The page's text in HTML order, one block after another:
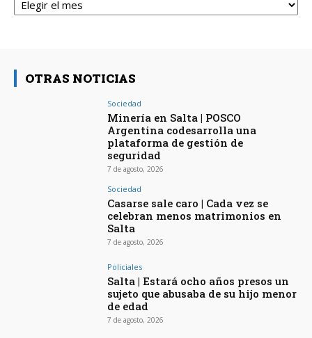
OTRAS NOTICIAS
Sociedad
Minería en Salta | POSCO
Argentina codesarrolla una
plataforma de gestión de
seguridad
7 de agosto, 2026
Sociedad
Casarse sale caro | Cada vez se
celebran menos matrimonios en
Salta
7 de agosto, 2026
Policiales
Salta | Estará ocho años presos un
sujeto que abusaba de su hijo menor
de edad
7 de agosto, 2026